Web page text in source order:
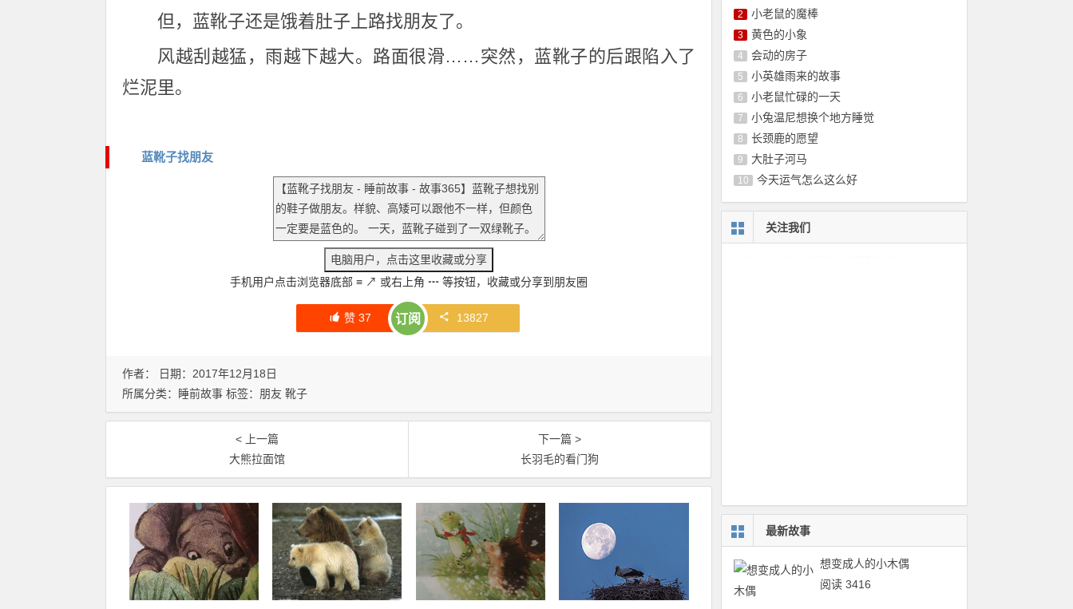
但，蓝靴子还是饿着肚子上路找朋友了。
风越刮越猛，雨越下越大。路面很滑……突然，蓝靴子的后跟陷入了
烂泥里。
蓝靴子找朋友
手机用户点击浏览器底部 ≡ ↗ 或右上角 ┅等按钮，收藏或分享到朋友圈
赞 37 订阅 13827
作者： 日期：2017年12月18日
所属分类：
睡前故事 标签： 朋友 靴子
< 上一篇
大熊拉面馆
下一篇 >
长羽毛的看门狗
2 小老鼠的魔棒
3 黄色的小象
4 会动的房子
5 小英雄雨来的故事
6 小老鼠忙碌的一天
7 小兔温尼想换个地方睡觉
8 长颈鹿的愿望
9 大肚子河马
10 今天运气怎么这么好
关注我们
最新故事
想变成人的小木偶
阅读 3416